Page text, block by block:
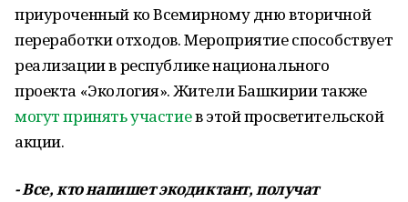
приуроченный ко Всемирному дню вторичной
переработки отходов. Мероприятие способствует
реализации в республике национального
проекта «Экология». Жители Башкирии также
могут принять участиев этой просветительской
акции.
- Все, кто напишет экодиктант, получат